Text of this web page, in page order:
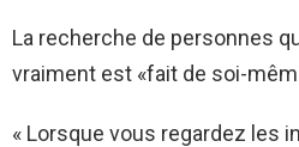
La recherche de personnes
vraiment est «fait de soi-
« Lorsque vous regardez les